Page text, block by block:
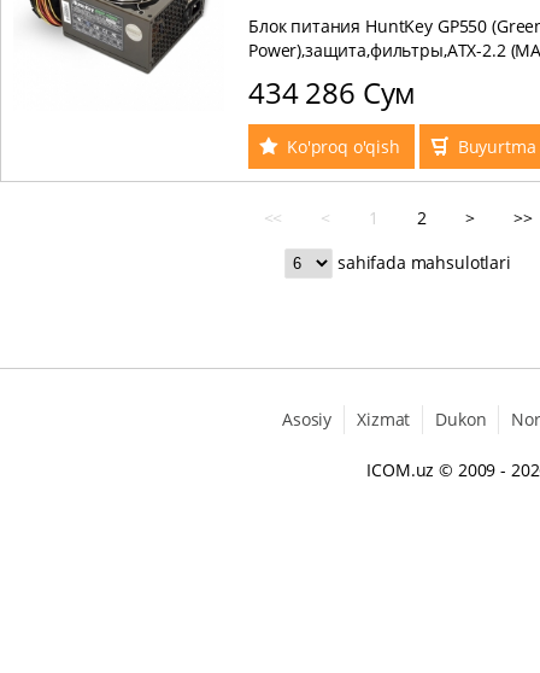
Блок питания HuntKey GP550
Power),защита,фильтры,ATX-2.2
434 286 Сум
Ko'proq o'qish
<< < 1 2 >
>>
sahifada mahsulotlari
Asosiy Xizmat Dukon
ICOM.uz © 2009 -